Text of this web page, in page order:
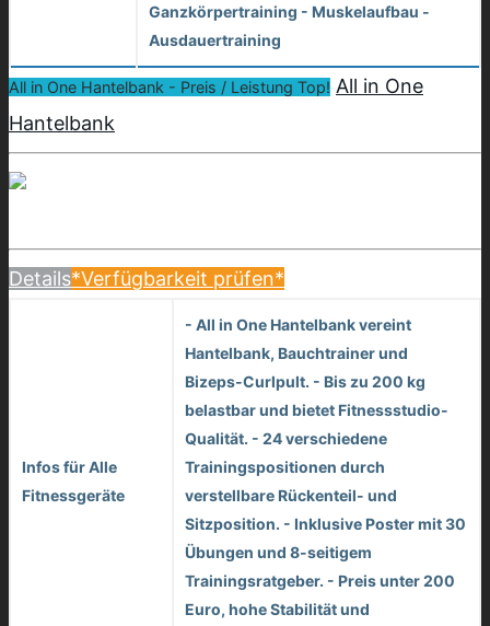
Ganzkörpertraining - Muskelaufbau -
Ausdauertraining
All in One Hantelbank - Preis / Leistung Top! All in One
Hantelbank
Details*Verfügbarkeit prüfen*
Infos für Alle
Fitnessgeräte
- All in One Hantelbank vereint
Hantelbank, Bauchtrainer und
Bizeps-Curlpult. - Bis zu 200 kg
belastbar und bietet Fitnessstudio-
Qualität. - 24 verschiedene
Trainingspositionen durch
verstellbare Rückenteil- und
Sitzposition. - Inklusive Poster mit 30
Übungen und 8-seitigem
Trainingsratgeber. - Preis unter 200
Euro, hohe Stabilität und